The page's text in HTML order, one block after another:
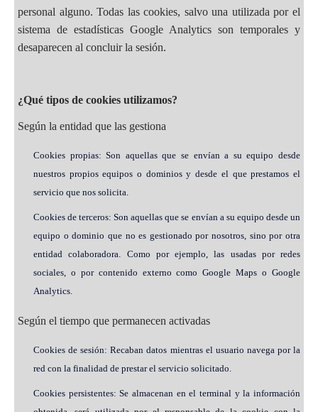
personal alguno. Todas las cookies, salvo una utilizada por el
sistema de estadísticas Google Analytics son temporales y
desaparecen al concluir la sesión.
¿Qué tipos de cookies utilizamos?
Según la entidad que las gestiona
Cookies propias: Son aquellas que se envían a su equipo desde
nuestros propios equipos o dominios y desde el que prestamos el
servicio que nos solicita.
Cookies de terceros: Son aquellas que se envían a su equipo desde un
equipo o dominio que no es gestionado por nosotros, sino por otra
entidad colaboradora. Como por ejemplo, las usadas por redes
sociales, o por contenido externo como Google Maps o Google
Analytics.
Según el tiempo que permanecen activadas
Cookies de sesión: Recaban datos mientras el usuario navega por la
red con la finalidad de prestar el servicio solicitado.
Cookies persistentes: Se almacenan en el terminal y la información